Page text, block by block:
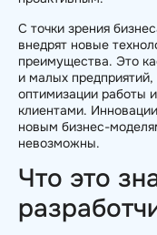
С точки зрения
внедрят новые
преимущества. Это
и малых предприятий,
оптимизации работы
клиентами.
новым бизнес-
невозможны.
Что это